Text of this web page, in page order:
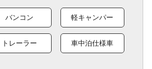
バンコン 軽キャンパー
トレーラー 車中泊仕様車